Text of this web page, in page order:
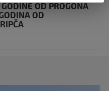
OD PROGONA
OD